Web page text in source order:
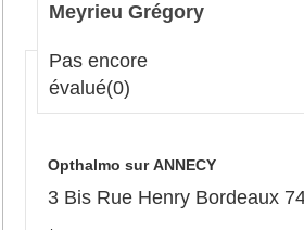
Meyrieu Grégory
Pas encore
évalué(0)
Opthalmo sur ANNECY
3 Bis Rue Henry Bordeaux